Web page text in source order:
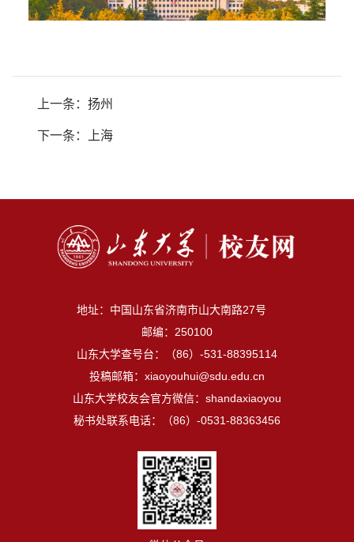
上一条：扬州
下一条： 上海
地址：中国山东省济南市山大南路27号
邮编：250100
山东大学查号台：（86）-531-88395114
投稿邮箱：xiaoyouhui@sdu.edu.cn
山东大学校友会官方微信：shandaxiaoyou
秘书处联系电话：（86）-0531-88363456